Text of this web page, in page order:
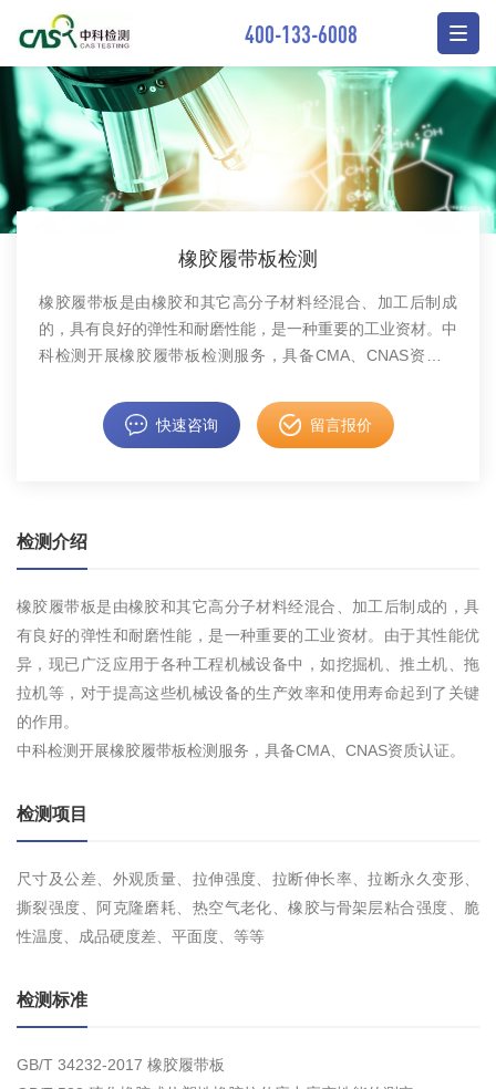
400-133-6008
橡胶履带板检测
橡胶履带板是由橡胶和其它高分子材料经混合、加工后制成
的，具有良好的弹性和耐磨性能，是一种重要的工业资材。中
科检测开展橡胶履带板检测服务，具备CMA、CNAS资质认
快速咨询 留言报价
检测介绍
橡胶履带板是由橡胶和其它高分子材料经混合、加工后制成的，具
有良好的弹性和耐磨性能，是一种重要的工业资材。由于其性能优
异，现已广泛应用于各种工程机械设备中，如挖掘机、推土机、拖
拉机等，对于提高这些机械设备的生产效率和使用寿命起到了关键
的作用。
中科检测开展橡胶履带板检测服务，具备CMA、CNAS资质认证。
检测项目
尺寸及公差、外观质量、拉伸强度、拉断伸长率、拉断永久变形、
撕裂强度、阿克隆磨耗、热空气老化、橡胶与骨架层粘合强度、脆
性温度、成品硬度差、平面度、等等
检测标准
GB/T 34232-2017 橡胶履带板